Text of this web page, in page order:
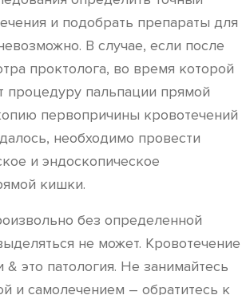
и подобрать препараты для
В случае, если после
проктолога, во время которой
процедуру пальпации прямой
первопричины кровотечений
необходимо провести
и эндоскопическое
кишки.
без определенной
не может. Кровотечение
это патология. Не занимайтесь
и самолечением – обратитесь к